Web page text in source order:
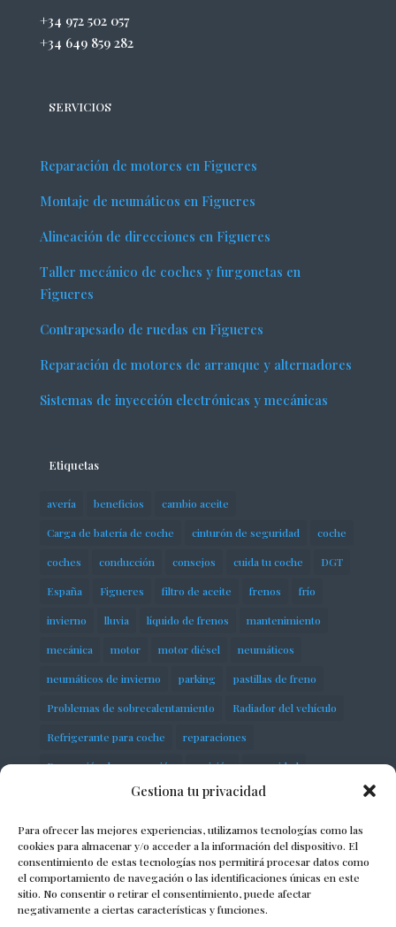
Gestiona tu privacidad
Para ofrecer las mejores experiencias, utilizamos tecnologías como las
cookies para almacenar y/o acceder a la información del dispositivo. El
consentimiento de estas tecnologías nos permitirá procesar datos como
el comportamiento de navegación o las identificaciones únicas en este
sitio. No consentir o retirar el consentimiento, puede afectar
negativamente a ciertas características y funciones.
+34 972 502 057
+34 649 859 282
SERVICIOS
Reparación de motores en Figueres
Montaje de neumáticos en Figueres
Alineación de direcciones en Figueres
Taller mecánico de coches y furgonetas en
Figueres
Contrapesado de ruedas en Figueres
Reparación de motores de arranque y alternadores
Sistemas de inyección electrónicas y mecánicas
Etiquetas
avería beneficios cambio aceite
Carga de batería de coche cinturón de seguridad coche
coches conducción consejos cuida tu coche DGT
España Figueres filtro de aceite frenos frío
invierno lluvia líquido de frenos mantenimiento
mecánica motor motor diésel neumáticos
neumáticos de invierno parking pastillas de freno
Problemas de sobrecalentamiento Radiador del vehículo
Refrigerante para coche reparaciones
Reparación de suspensión revisión seguridad
Sobrecalentamiento del motor
Suspensión neumática taller talleres
talleres mecánicos taller mecánico
Termostato automotriz vehículo vehículos
Volkswagen